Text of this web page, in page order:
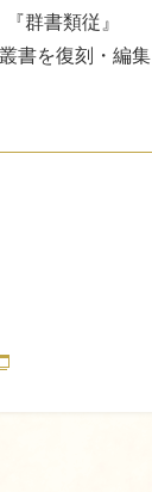
群書類従』
書を復刻・編集